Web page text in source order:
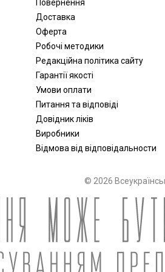
Повернення
Доставка
Оферта
Робочі методики
Редакційна політика сайту
Гарантії якості
Умови оплати
Питання та відповіді
Довідник ліків
Виробники
Відмова від відповідальности
© 2026